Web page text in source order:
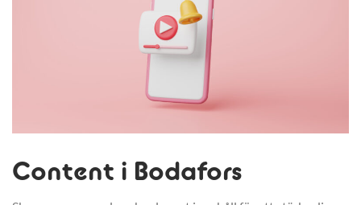
Content i Bodafors